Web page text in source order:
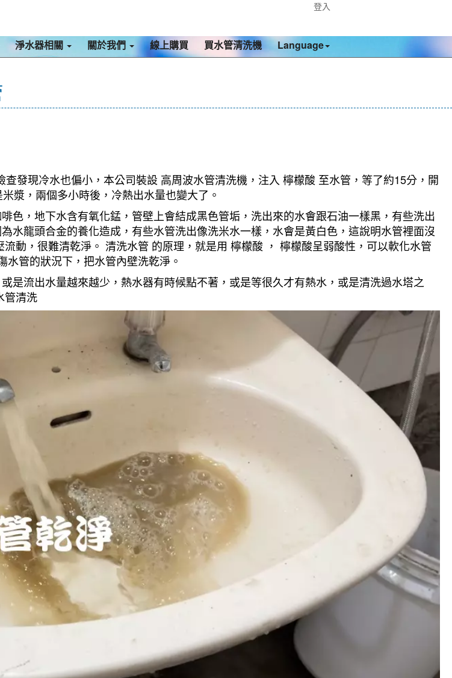
登入
淨水器相關 關於我們 線上購買 買水管清洗機 Language
發現冷水也偏小，本公司裝設 高周波水管清洗機，注入 檸檬酸 至水管，等了約15分，開
漿，兩個多小時後，冷熱出水量也變大了。
色，地下水含有氧化錳，管壁上會結成黑色管垢，洗出來的水會跟石油一樣黑，有些洗出
水龍頭合金的養化造成，有些水管洗出像洗米水一樣，水會是黃白色，這說明水管裡面沒
動，很難清乾淨。 清洗水管 的原理，就是用 檸檬酸 ， 檸檬酸呈弱酸性，可以軟化水管
管的狀況下，把水管內壁洗乾淨。
是流出水量越來越少，熱水器有時候點不著，或是等很久才有熱水，或是清洗過水塔之
管清洗